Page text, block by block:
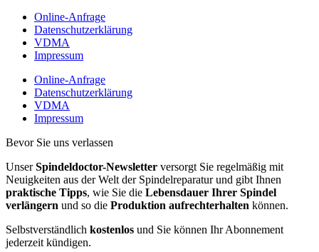
Online-Anfrage
Datenschutzerklärung
VDMA
Impressum
Online-Anfrage
Datenschutzerklärung
VDMA
Impressum
Bevor Sie uns verlassen
UnserSpindeldoctor-Newsletter versorgt Sie regelmäßig mit
Neuigkeiten aus der Welt der Spindelreparatur und gibt Ihnen
praktische Tipps, wie Sie die Lebensdauer Ihrer Spindel
verlängern und so die Produktion aufrechterhalten können.
Selbstverständlich kostenlos und Sie können Ihr Abonnement
jederzeit kündigen.